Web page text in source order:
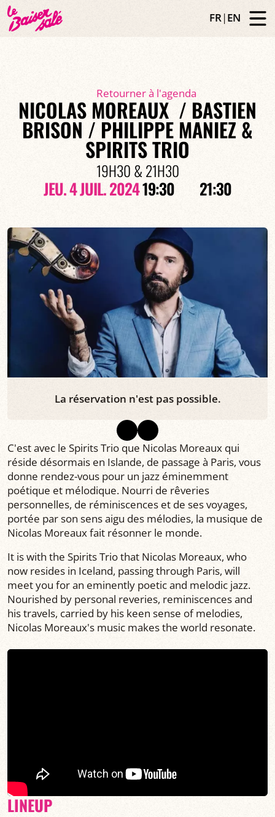
FR|EN
Retourner à l'agenda
NICOLAS MOREAUX / BASTIEN
BRISON / PHILIPPE MANIEZ &
SPIRITS TRIO
19H30 & 21H30
JEU. 4 JUIL. 202419:30 21:30
La réservation n'est pas possible.
C'est avec le Spirits Trio que Nicolas Moreaux qui
réside désormais en Islande, de passage à Paris, vous
donne rendez-vous pour un jazz éminemment
poétique et mélodique. Nourri de rêveries
personnelles, de réminiscences et de ses voyages,
portée par son sens aigu des mélodies, la musique de
Nicolas Moreaux fait résonner le monde.
It is with the Spirits Trio that Nicolas Moreaux, who
now resides in Iceland, passing through Paris, will
meet you for an eminently poetic and melodic jazz.
Nourished by personal reveries, reminiscences and
his travels, carried by his keen sense of melodies,
Nicolas Moreaux's music makes the world resonate.
LINEUP